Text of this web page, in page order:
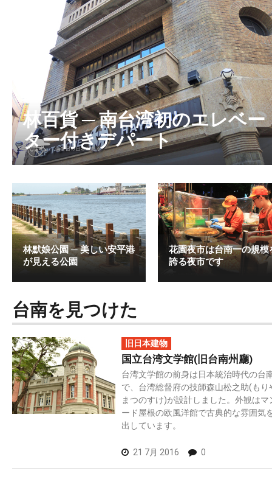
林百貨 ─ 南台湾初のエレベー
ター付きデパート
林默娘公園 ─ 美しい安平港
が見える公園
花園夜市は台南一の規模
誇る夜市です
台南を見つけた
旧日本建物
国立台湾文学館(旧台南州廳)
台湾文学館の前身は日本統治時代の台
で、台湾総督府の技師森山松之助(もり
まつのすけ)が設計しました。外観はマ
ード屋根の欧風洋館で古典的な雰囲気
出しています。
21 7月 2016 0